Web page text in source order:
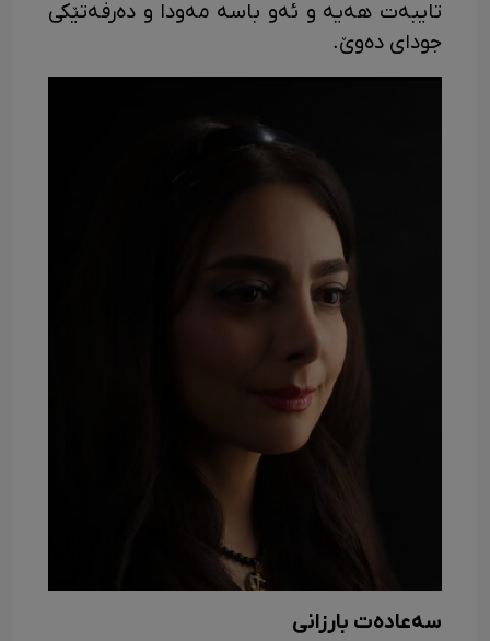
تایبەت هەیە و ئەو باسە مەودا و دەرفەتێکی
جودای دەوێ.
سەعادەت بارزانی